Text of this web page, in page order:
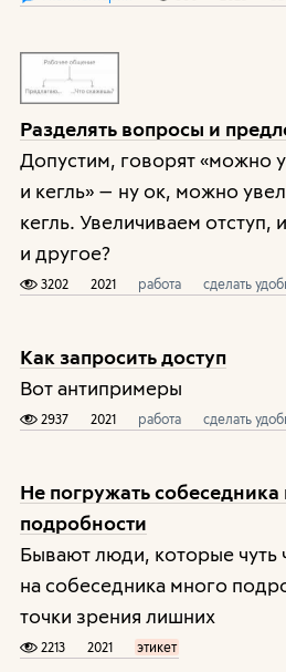
Разделять вопросы и
Допустим, говорят «можно
и кегль» — ну ок, можно
кегль. Увеличиваем отступ,
и другое?
3202 2021 работа сделать
Как запросить доступ
Вот антипримеры
2937 2021 работа сделать
Не погружать
подробности
Бывают люди, которые чуть
на собеседника много
точки зрения лишних
2213 2021 этикет